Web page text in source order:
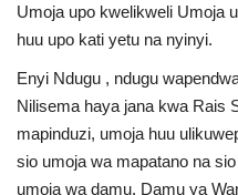
Umoja upo kwelikweli Umoja
huu upo kati yetu na nyinyi.
Enyi Ndugu , ndugu
Nilisema haya jana kwa Rais
mapinduzi, umoja huu
sio umoja wa mapatano na
umoja wa damu. Damu ya